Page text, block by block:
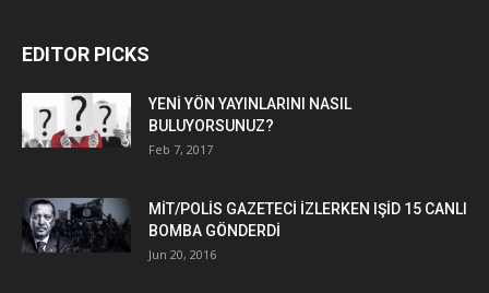
EDITOR PICKS
YENİ YÖN YAYINLARINI NASIL
BULUYORSUNUZ?
Feb 7, 2017
MİT/POLİS GAZETECİ İZLERKEN IŞİD 15 CANLI
BOMBA GÖNDERDİ
Jun 20, 2016